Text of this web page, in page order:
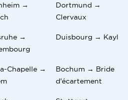
→
Dortmund →
Clervaux
→
Duisbourg → Kayl
Chapelle →
Bochum → Bride
d'écartement